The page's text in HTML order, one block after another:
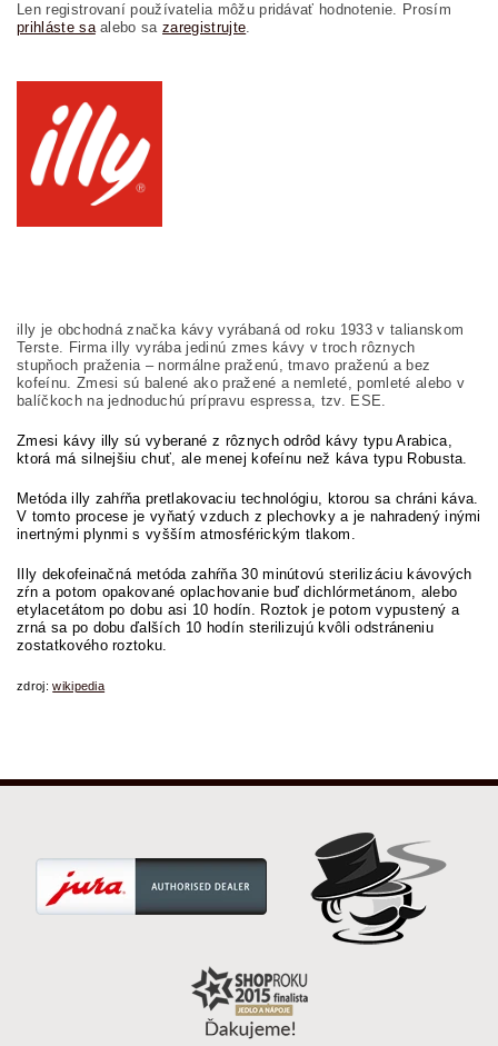
Len registrovaní používatelia môžu pridávať hodnotenie. Prosím
prihláste saalebo sazaregistrujte.
illy je obchodná značka kávy vyrábaná od roku 1933 v talianskom
Terste. Firma illy vyrába jedinú zmes kávy v troch rôznych
stupňoch praženia – normálne praženú, tmavo praženú a bez
kofeínu. Zmesi sú balené ako pražené a nemleté, pomleté alebo v
balíčkoch na jednoduchú prípravu espressa, tzv. ESE.
Zmesi kávy illy sú vyberané z rôznych odrôd kávy typu Arabica,
ktorá má silnejšiu chuť, ale menej kofeínu než káva typu Robusta.
Metóda illy zahŕňa pretlakovaciu technológiu, ktorou sa chráni káva.
V tomto procese je vyňatý vzduch z plechovky a je nahradený inými
inertnými plynmi s vyšším atmosférickým tlakom.
Illy dekofeinačná metóda zahŕňa 30 minútovú sterilizáciu kávových
zŕn a potom opakované oplachovanie buď dichlórmetánom, alebo
etylacetátom po dobu asi 10 hodín. Roztok je potom vypustený a
zrná sa po dobu ďalších 10 hodín sterilizujú kvôli odstráneniu
zostatkového roztoku.
zdroj:wikipedia